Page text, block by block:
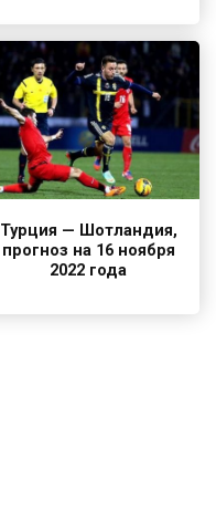
Турция — Шотландия,
прогноз на 16 ноября
2022 года